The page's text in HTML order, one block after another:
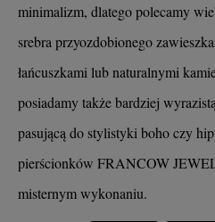
minimalizm, dlatego polecamy
srebra przyozdobionego
łańcuszkami lub naturalnymi
posiadamy także bardziej
pasującą do stylistyki boho czy
pierścionków FRANCOW
misternym wykonaniu.